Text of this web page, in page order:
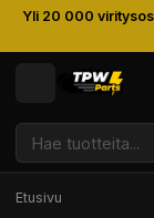
Yli 20 000
Etusivu